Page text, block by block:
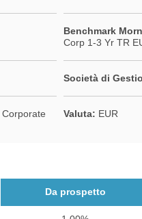
Benchmark
Corp 1-3 Yr TR
Società di
Valuta: EUR
Da prospetto